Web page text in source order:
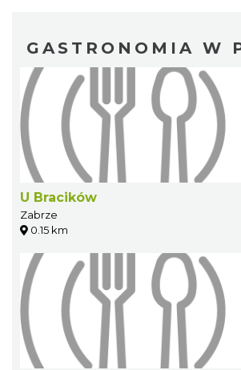
GASTRONOMIA W
U Bracików
Zabrze
0.15 km